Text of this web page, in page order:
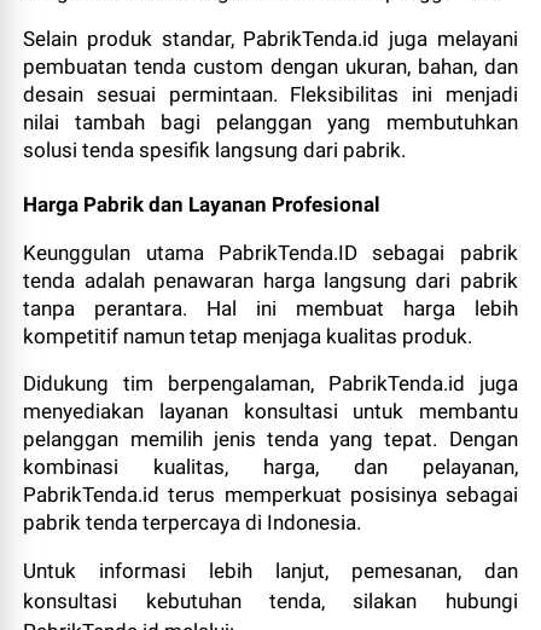
Selain produk standar, PabrikTenda.id juga melayani
pembuatan tenda custom dengan ukuran, bahan, dan
desain sesuai permintaan. Fleksibilitas ini menjadi
nilai tambah bagi pelanggan yang membutuhkan
solusi tenda spesifik langsung dari pabrik.
Harga Pabrik dan Layanan Profesional
Keunggulan utama PabrikTenda.ID sebagai pabrik
tenda adalah penawaran harga langsung dari pabrik
tanpa perantara. Hal ini membuat harga lebih
kompetitif namun tetap menjaga kualitas produk.
Didukung tim berpengalaman, PabrikTenda.id juga
menyediakan layanan konsultasi untuk membantu
pelanggan memilih jenis tenda yang tepat. Dengan
kombinasi kualitas, harga, dan pelayanan,
PabrikTenda.id terus memperkuat posisinya sebagai
pabrik tenda terpercaya di Indonesia.
Untuk informasi lebih lanjut, pemesanan, dan
konsultasi kebutuhan tenda, silakan hubungi